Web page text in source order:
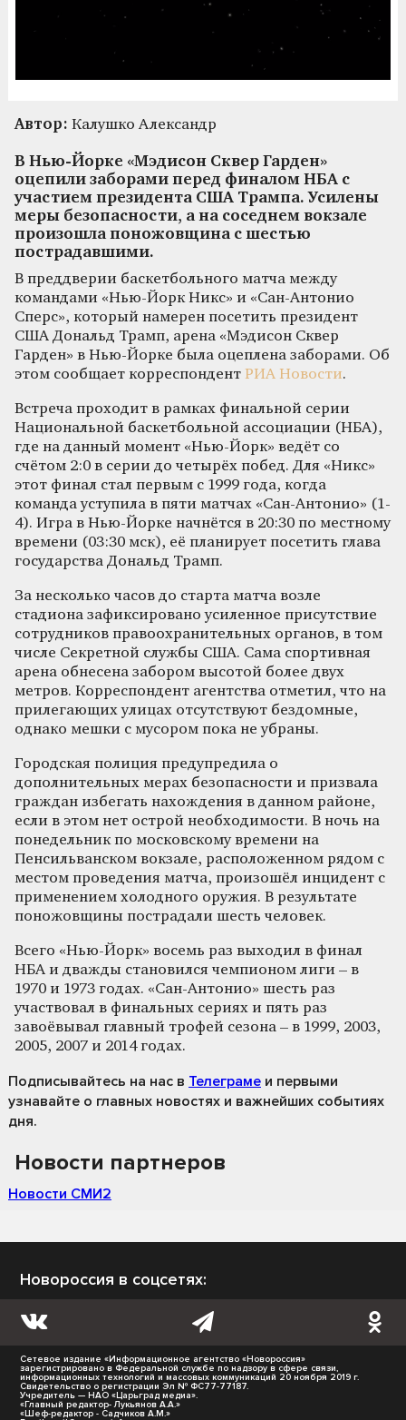
Автор: Калушко Александр
В Нью-Йорке «Мэдисон Сквер Гарден»
оцепили заборами перед финалом НБА с
участием президента США Трампа. Усилены
меры безопасности, а на соседнем вокзале
произошла поножовщина с шестью
пострадавшими.
В преддверии баскетбольного матча между
командами «Нью-Йорк Никс» и «Сан-Антонио
Сперс», который намерен посетить президент
США Дональд Трамп, арена «Мэдисон Сквер
Гарден» в Нью-Йорке была оцеплена заборами. Об
этом сообщает корреспондент РИА Новости.
Встреча проходит в рамках финальной серии
Национальной баскетбольной ассоциации (НБА),
где на данный момент «Нью-Йорк» ведёт со
счётом 2:0 в серии до четырёх побед. Для «Никс»
этот финал стал первым с 1999 года, когда
команда уступила в пяти матчах «Сан-Антонио» (1-
4). Игра в Нью-Йорке начнётся в 20:30 по местному
времени (03:30 мск), её планирует посетить глава
государства Дональд Трамп.
За несколько часов до старта матча возле
стадиона зафиксировано усиленное присутствие
сотрудников правоохранительных органов, в том
числе Секретной службы США. Сама спортивная
арена обнесена забором высотой более двух
метров. Корреспондент агентства отметил, что на
прилегающих улицах отсутствуют бездомные,
однако мешки с мусором пока не убраны.
Городская полиция предупредила о
дополнительных мерах безопасности и призвала
граждан избегать нахождения в данном районе,
если в этом нет острой необходимости. В ночь на
понедельник по московскому времени на
Пенсильванском вокзале, расположенном рядом с
местом проведения матча, произошёл инцидент с
применением холодного оружия. В результате
поножовщины пострадали шесть человек.
Всего «Нью-Йорк» восемь раз выходил в финал
НБА и дважды становился чемпионом лиги – в
1970 и 1973 годах. «Сан-Антонио» шесть раз
участвовал в финальных сериях и пять раз
завоёвывал главный трофей сезона – в 1999, 2003,
2005, 2007 и 2014 годах.
Подписывайтесь на нас в Телеграме и первыми
узнавайте о главных новостях и важнейших событиях
дня.
Новости партнеров
Новости СМИ2
Новороссия в соцсетях:
Сетевое издание «Информационное агентство «Новороссия»
зарегистрировано в Федеральной службе по надзору в сфере связи,
информационных технологий и массовых коммуникаций 20 ноября 2019 г.
Свидетельство о регистрации Эл № ФС77-77187.
Учредитель — НАО «Царьград медиа».
«Главный редактор- Лукьянов А.А.»
«Шеф-редактор - Садчиков А.М.»